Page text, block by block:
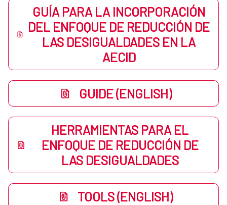
GUÍA PARA LA INCORPORACIÓN
DEL ENFOQUE DE REDUCCIÓN DE
LAS DESIGUALDADES EN LA
AECID
GUIDE (ENGLISH)
HERRAMIENTAS PARA EL
ENFOQUE DE REDUCCIÓN DE
LAS DESIGUALDADES
TOOLS (ENGLISH)